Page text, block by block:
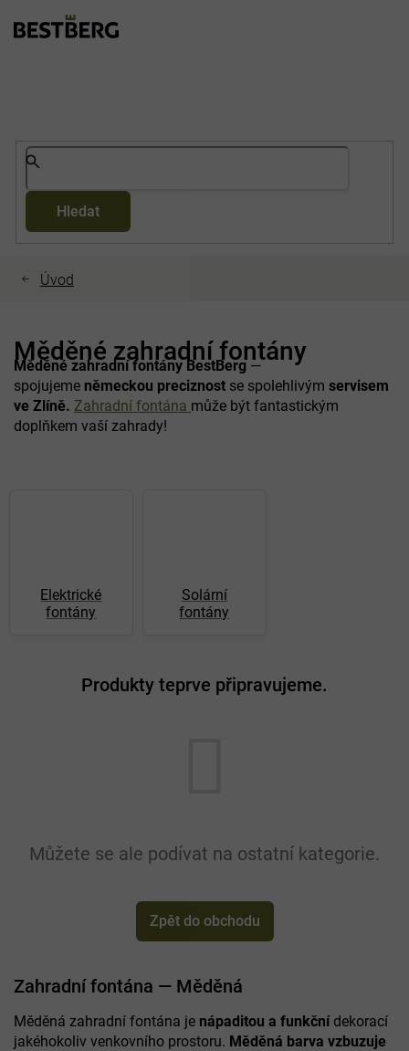
Hledat
Měděné zahradní fontány
Měděné zahradní fontány BestBerg —
spojujeme německou preciznost se spolehlivým servisem
ve Zlíně. Zahradní fontána může být fantastickým
doplňkem vaší zahrady!
Elektrické
fontány
Solární
fontány
Produkty teprve připravujeme.
Můžete se ale podívat na ostatní kategorie.
Zpět do obchodu
Zahradní fontána — Měděná
Měděná zahradní fontána je nápaditou a funkčnídekorací
jakéhokoliv venkovního prostoru. Měděná barva vzbuzuje